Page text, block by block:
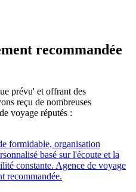
recommandée
prévu' et offrant des
reçu de nombreuses
voyage réputés :
formidable, organisation
basé sur l'écoute et la
constante. Agence de voyage
recommandée.